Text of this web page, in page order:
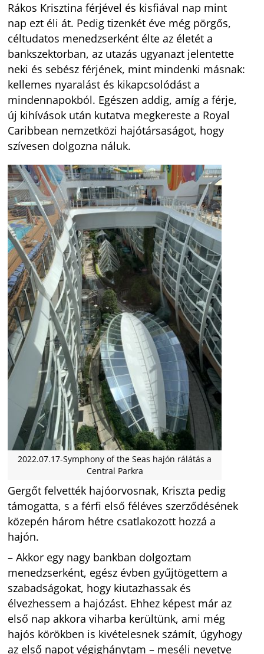
Rákos Krisztina férjével és kisfiával nap mint
nap ezt éli át. Pedig tizenkét éve még pörgős,
céltudatos menedzserként élte az életét a
bankszektorban, az utazás ugyanazt jelentette
neki és sebész férjének, mint mindenki másnak:
kellemes nyaralást és kikapcsolódást a
mindennapokból. Egészen addig, amíg a férje,
új kihívások után kutatva megkereste a Royal
Caribbean nemzetközi hajótársaságot, hogy
szívesen dolgozna náluk.
2022.07.17-Symphony of the Seas hajón rálátás a
Central Parkra
Gergőt felvették hajóorvosnak, Kriszta pedig
támogatta, s a férfi első féléves szerződésének
közepén három hétre csatlakozott hozzá a
hajón.
– Akkor egy nagy bankban dolgoztam
menedzserként, egész évben gyűjtögettem a
szabadságokat, hogy kiutazhassak és
élvezhessem a hajózást. Ehhez képest már az
első nap akkora viharba kerültünk, ami még
hajós körökben is kivételesnek számít, úgyhogy
az első napot végighánytam – meséli nevetve